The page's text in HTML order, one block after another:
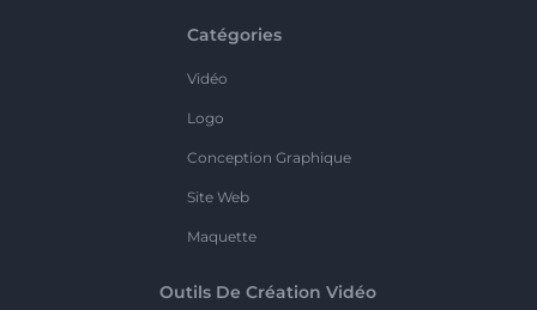
Catégories
Vidéo
Logo
Conception Graphique
Site Web
Maquette
Outils De Création Vidéo